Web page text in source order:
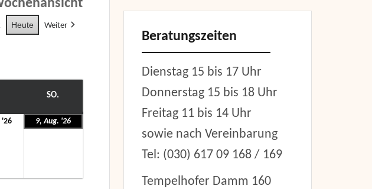
Heute Weiter
SO.
'268.
9, Aug. '26
Beratungszeiten
Dienstag 15 bis 17 Uhr
Donnerstag 15 bis 18 Uhr
Freitag 11 bis 14 Uhr
sowie nach Vereinbarung
Tel: (030) 617 09 168 / 169
Tempelhofer Damm 160